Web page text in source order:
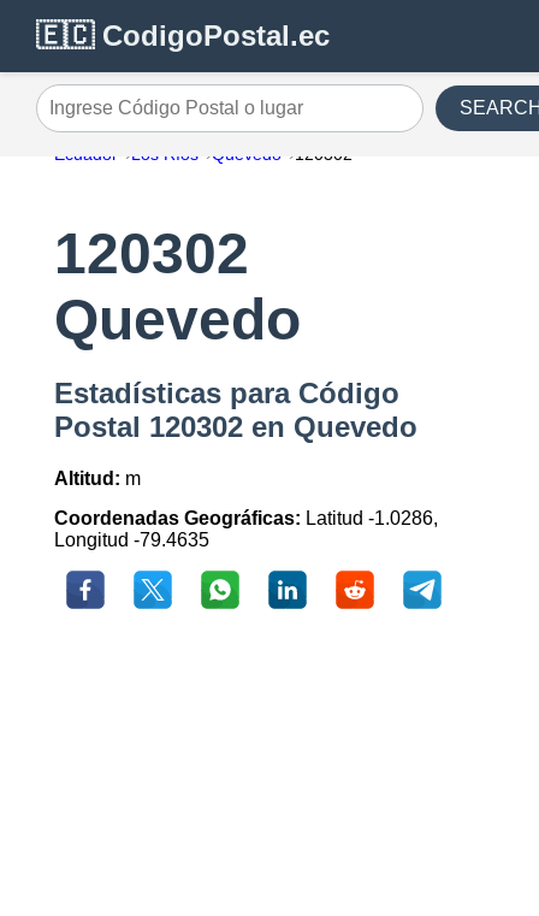
🇪🇨 CodigoPostal.ec
Ingrese Código Postal o lugar
Ecuador Los Ríos Quevedo 120302
120302
Quevedo
Estadísticas para Código
Postal 120302 en Quevedo
Altitud: m
Coordenadas Geográficas: Latitud -1.0286,
Longitud -79.4635